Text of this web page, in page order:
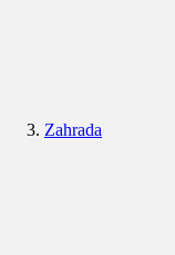
Zahrada